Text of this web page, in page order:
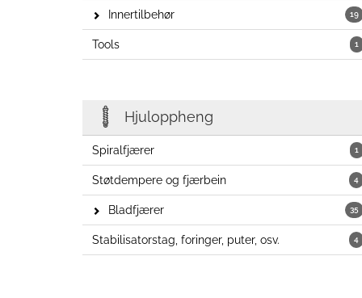
19
Innertilbehør
1
Tools
Hjuloppheng
1
Spiralfjærer
4
Støtdempere og fjærbein
35
Bladfjærer
4
Stabilisatorstag, foringer, puter, osv.